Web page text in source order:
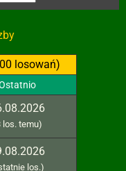
losowań)
los. temu)
los.)